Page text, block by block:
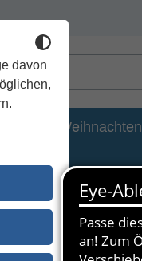
davon
Weihnachten